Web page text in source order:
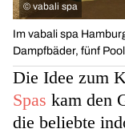
© vabali spa
Im vabali spa
Dampfbäder, fünf
Die Idee zum
Spas kam den
die beliebte